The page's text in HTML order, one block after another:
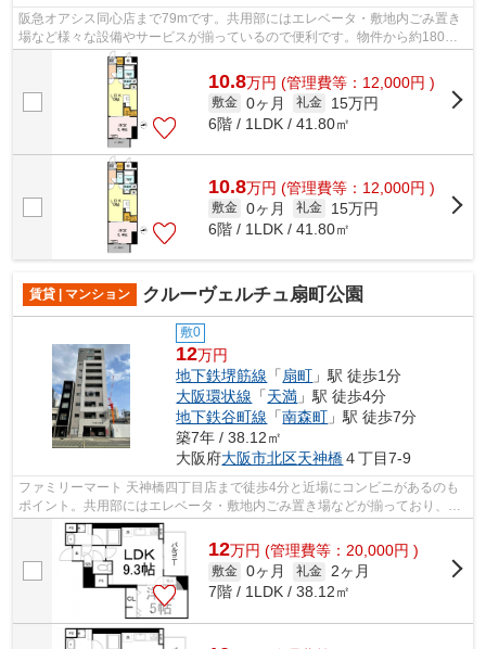
阪急オアシス同心店まで79mです。共用部にはエレベータ・敷地内ごみ置き
場など様々な設備やサービスが揃っているので便利です。物件から約180m
で駐車場に行けます。道が平坦だと買い物...
10.8万円 (管理費等：12,000円 )
敷金 0ヶ月 礼金
15万円
6階 / 1LDK / 41.80㎡
10.8万円 (管理費等：12,000円 )
敷金 0ヶ月 礼金
15万円
6階 / 1LDK / 41.80㎡
賃貸 | マンション クルーヴェルチュ扇町公園
敷0
12万円
地下鉄堺筋線 「 扇町 」駅 徒歩1分
大阪環状線 「天満 」駅 徒歩4分
地下鉄谷町線 「南森町 」駅 徒歩7分
築7年 / 38.12㎡
大阪府大阪市北区天神橋４丁目7-9
ファミリーマート 天神橋四丁目店まで徒歩4分と近場にコンビニがあるのも
ポイント。共用部にはエレベータ・敷地内ごみ置き場などが揃っており、と
ても充実しています。充実の設備と綺...
12万円 (管理費等：20,000円 )
敷金 0ヶ月 礼金 2ヶ月
7階 / 1LDK / 38.12㎡